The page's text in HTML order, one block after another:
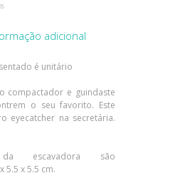
adicional
é unitário
compactador e guindaste
o seu favorito. Este
eyecatcher na secretária.
escavadora são
5.5 x 5.5 cm.